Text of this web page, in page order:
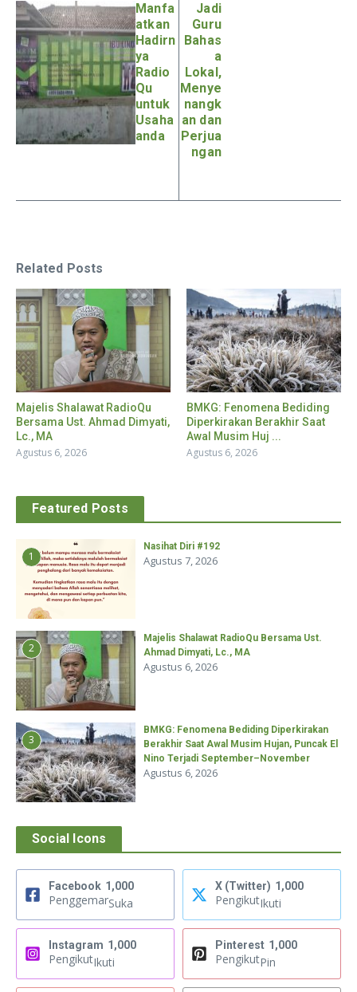
Manfa
atkan
Hadirn
ya
Radio
Qu
untuk
Usaha
anda
Jadi
Guru
Bahas
a
Lokal,
Menye
nangk
an dan
Perjua
ngan
Related Posts
Majelis Shalawat RadioQu
Bersama Ust. Ahmad Dimyati,
Lc., MA
Agustus 6, 2026
BMKG: Fenomena Bediding
Diperkirakan Berakhir Saat
Awal Musim Huj ...
Agustus 6, 2026
Featured Posts
1
Nasihat Diri #192
Agustus 7, 2026
2
Majelis Shalawat RadioQu Bersama Ust.
Ahmad Dimyati, Lc., MA
Agustus 6, 2026
3
BMKG: Fenomena Bediding Diperkirakan
Berakhir Saat Awal Musim Hujan, Puncak El
Nino Terjadi September–November
Agustus 6, 2026
Social Icons
Facebook 1,000
PenggemarSuka
X (Twitter) 1,000
PengikutIkuti
Instagram 1,000
PengikutIkuti
Pinterest 1,000
PengikutPin